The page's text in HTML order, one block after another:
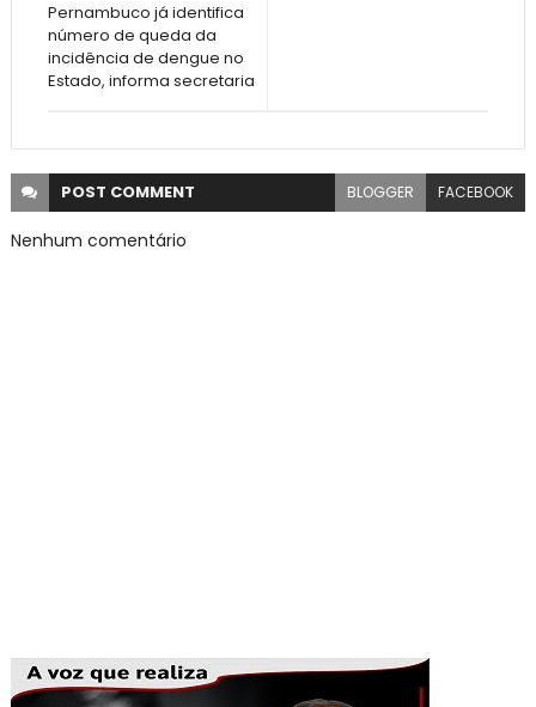
Pernambuco já identifica
número de queda da
incidência de dengue no
Estado, informa secretaria
POST COMMENT BLOGGER FACEBOOK
Nenhum comentário